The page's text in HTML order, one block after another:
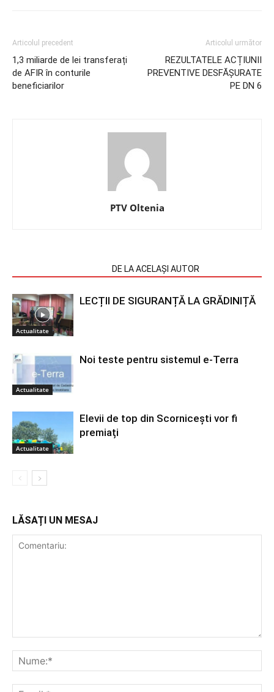
Articolul precedent
1,3 miliarde de lei transferați
de AFIR în conturile
beneficiarilor
Articolul următor
REZULTATELE ACȚIUNII
PREVENTIVE DESFĂȘURATE
PE DN 6
PTV Oltenia
DE LA ACELAȘI AUTOR
Actualitate
LECȚII DE SIGURANȚĂ LA GRĂDINIȚĂ
Actualitate
Noi teste pentru sistemul e-Terra
Actualitate
Elevii de top din Scornicești vor fi
premiați
LĂSAȚI UN MESAJ